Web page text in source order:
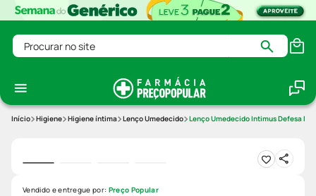
Procurar no site
Higiene Higiene íntima Lenço Umedecido Lenço Umedecido Intimus Defesa
Vendido e entregue por: Preço Popular